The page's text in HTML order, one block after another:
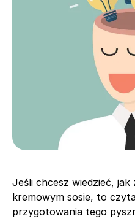
Jeśli chcesz wiedzieć,
kremowym sosie, to
przygotowania tego